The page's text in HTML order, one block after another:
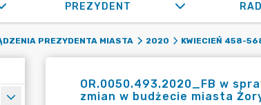
PREZYDENT
PREZYDENTA MIASTA 2020 KWIECIEŃ 458-
OR.0050.493.2020_FB w
zmian w budżecie miasta